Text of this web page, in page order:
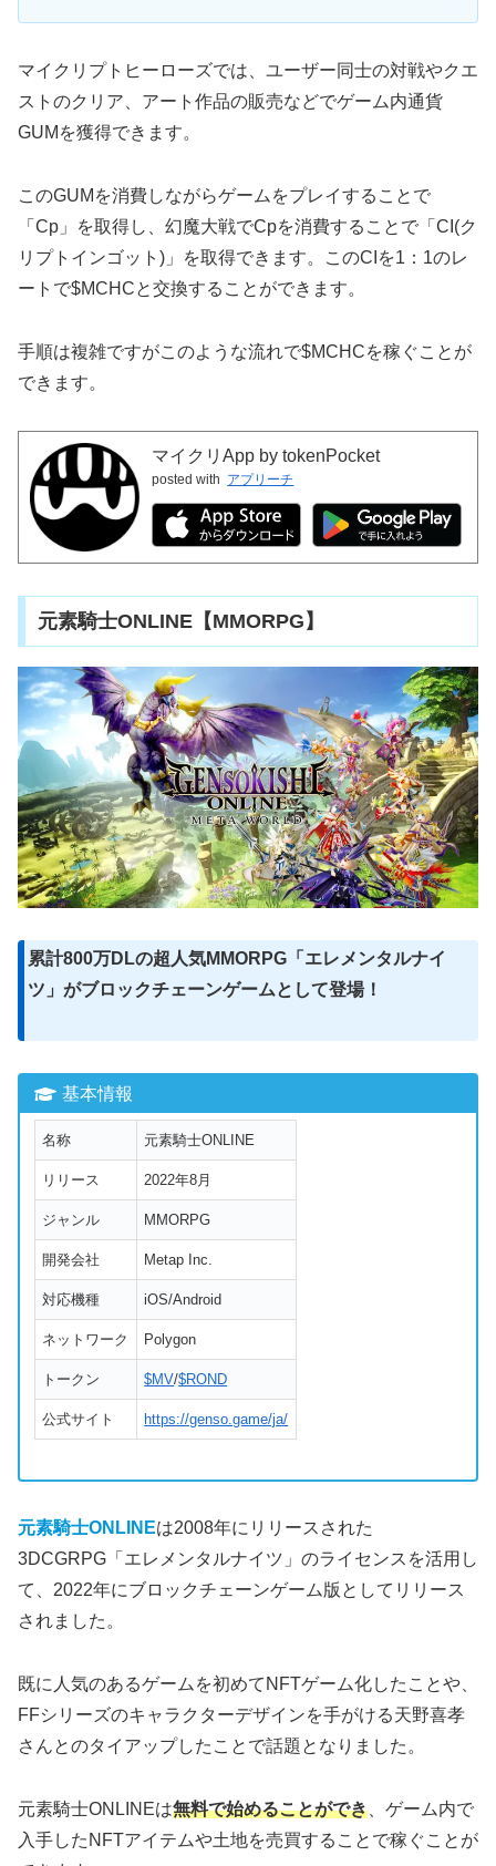
マイクリプトヒーローズでは、ユーザー同士の対戦やクエ
ストのクリア、アート作品の販売などでゲーム内通貨
GUMを獲得できます。
このGUMを消費しながらゲームをプレイすることで
「Cp」を取得し、幻魔大戦でCpを消費することで「CI(ク
リプトインゴット)」を取得できます。このCIを1：1のレ
ートで$MCHCと交換することができます。
手順は複雑ですがこのような流れで$MCHCを稼ぐことが
できます。
マイクリApp by tokenPocket
posted with アプリーチ
元素騎士ONLINE【MMORPG】
累計800万DLの超人気MMORPG「エレメンタルナイ
ツ」がブロックチェーンゲームとして登場！
基本情報
名称 元素騎士ONLINE
リリース 2022年8月
ジャンル MMORPG
開発会社 Metap Inc.
対応機種 iOS/Android
ネットワーク Polygon
トークン $MV/$ROND
公式サイト https://genso.game/ja/
元素騎士ONLINEは2008年にリリースされた
3DCGRPG「エレメンタルナイツ」のライセンスを活用し
て、2022年にブロックチェーンゲーム版としてリリース
されました。
既に人気のあるゲームを初めてNFTゲーム化したことや、
FFシリーズのキャラクターデザインを手がける天野喜孝
さんとのタイアップしたことで話題となりました。
元素騎士ONLINEは無料で始めることができ 、ゲーム内で
入手したNFTアイテムや土地を売買することで稼ぐことが